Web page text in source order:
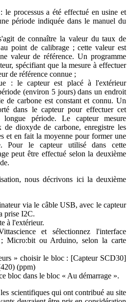
le processus a été effectué en usine et
période indiquée dans le manuel du
de connaître la valeur du taux de
point de calibrage ; cette valeur est
valeur de référence. Un programme
spécifiant que la mesure à effectuer
de référence connue ;
: le capteur est placé à l'extérieur
(environ 5 jours) dans un endroit
de carbone est constant et connu. Un
dans le capteur pour effectuer cet
longue période. Le capteur mesure
de dioxyde de carbone, enregistre les
et en fait la moyenne pour former une
Pour le capteur utilisé dans cette
peut être effectué selon la deuxième
nous décrivons ici la deuxième
via le câble USB, avec le capteur
prise I2C.
à l'extérieur.
et sélectionnez l'interface
Micro:bitou Arduino, selon la carte
» choisir le bloc : [Capteur SCD30]
(ppm)
bloc dans le bloc « Au démarrage ».
scientifiques qui ont contribué au site